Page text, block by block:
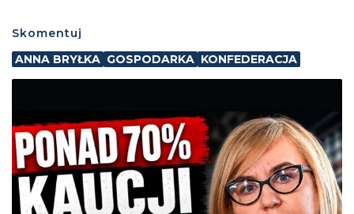
Skomentuj
ANNA BRYŁKA GOSPODARKA KONFEDERACJA